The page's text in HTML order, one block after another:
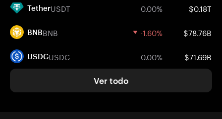
TetherUSDT 0.00% $0.18T
BNBBNB -1.60% $78.76B
USDCUSDC 0.00% $71.69B
Ver todo